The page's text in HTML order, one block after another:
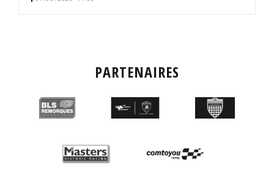
PARTENAIRES